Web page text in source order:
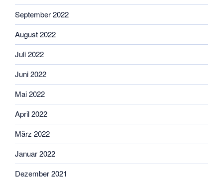
September 2022
August 2022
Juli 2022
Juni 2022
Mai 2022
April 2022
März 2022
Januar 2022
Dezember 2021